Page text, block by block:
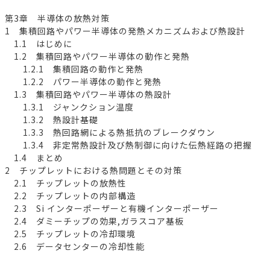
第3章 半導体の放熱対策
1 集積回路やパワー半導体の発熱メカニズムおよび熱設計
1.1 はじめに
1.2 集積回路やパワー半導体の動作と発熱
1.2.1 集積回路の動作と発熱
1.2.2 パワー半導体の動作と発熱
1.3 集積回路やパワー半導体の熱設計
1.3.1 ジャンクション温度
1.3.2 熱設計基礎
1.3.3 熱回路網による熱抵抗のブレークダウン
1.3.4 非定常熱設計及び熱制御に向けた伝熱経路の把握
1.4 まとめ
2 チップレットにおける熱問題とその対策
2.1 チップレットの放熱性
2.2 チップレットの内部構造
2.3 Si インターポーザーと有機インターポーザー
2.4 ダミーチップの効果,ガラスコア基板
2.5 チップレットの冷却環境
2.6 データセンターの冷却性能